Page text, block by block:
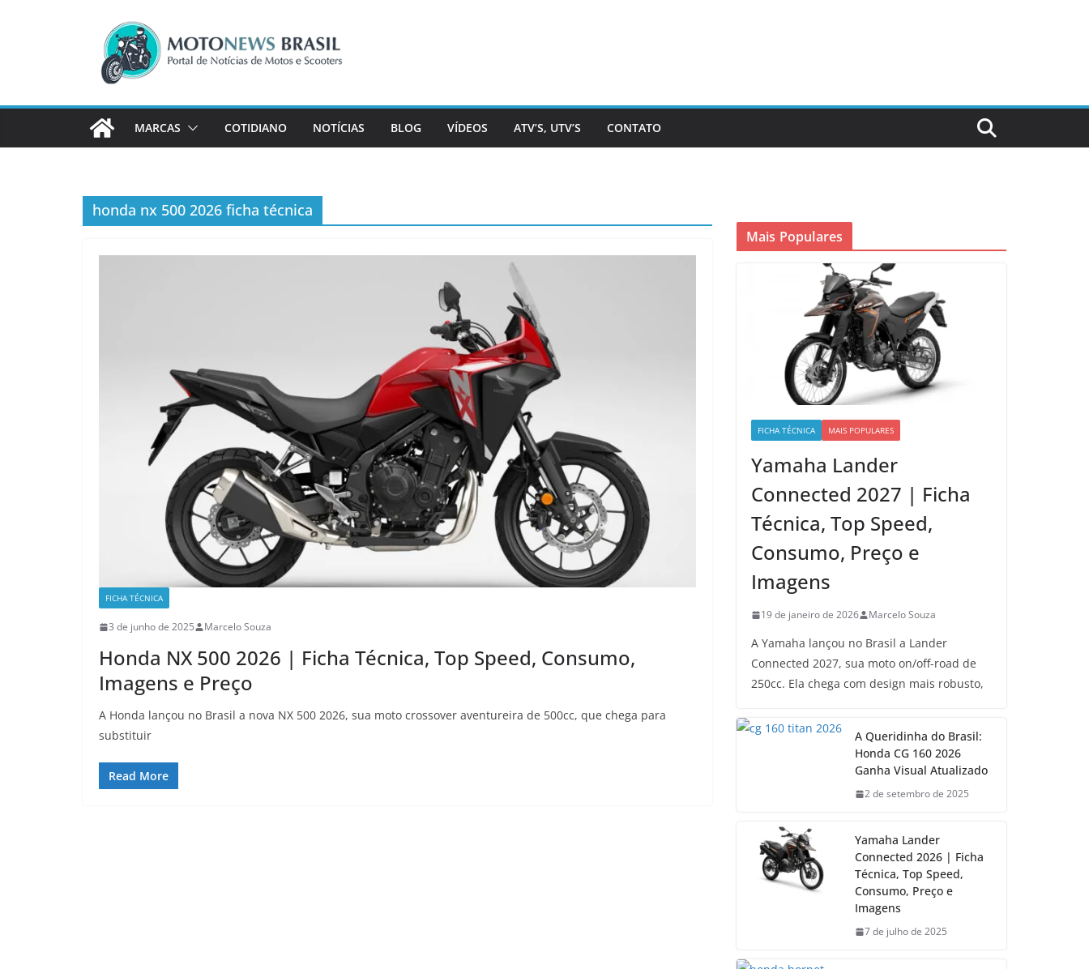
MARCAS COTIDIANO NOTÍCIAS BLOG VÍDEOS ATV’S, UTV’S CONTATO
honda nx 500 2026 ficha técnica
FICHA TÉCNICA
3 de junho de 2025 Marcelo Souza
Honda NX 500 2026 | Ficha Técnica, Top Speed, Consumo,
Imagens e Preço
A Honda lançou no Brasil a nova NX 500 2026, sua moto crossover aventureira de 500cc, que chega para
substituir
Read More
Mais Populares
FICHA TÉCNICA MAIS POPULARES
Yamaha Lander
Connected 2027 | Ficha
Técnica, Top Speed,
Consumo, Preço e
Imagens
19 de janeiro de 2026 Marcelo Souza
A Yamaha lançou no Brasil a Lander
Connected 2027, sua moto on/off-road de
250cc. Ela chega com design mais robusto,
A Queridinha do Brasil:
Honda CG 160 2026
Ganha Visual Atualizado
2 de setembro de 2025
Yamaha Lander
Connected 2026 | Ficha
Técnica, Top Speed,
Consumo, Preço e
Imagens
7 de julho de 2025